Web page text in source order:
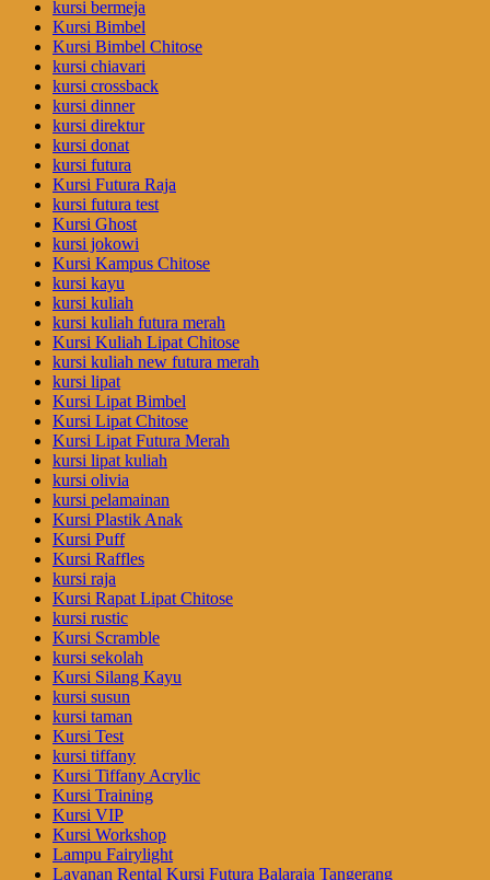
kursi bermeja
Kursi Bimbel
Kursi Bimbel Chitose
kursi chiavari
kursi crossback
kursi dinner
kursi direktur
kursi donat
kursi futura
Kursi Futura Raja
kursi futura test
Kursi Ghost
kursi jokowi
Kursi Kampus Chitose
kursi kayu
kursi kuliah
kursi kuliah futura merah
Kursi Kuliah Lipat Chitose
kursi kuliah new futura merah
kursi lipat
Kursi Lipat Bimbel
Kursi Lipat Chitose
Kursi Lipat Futura Merah
kursi lipat kuliah
kursi olivia
kursi pelamainan
Kursi Plastik Anak
Kursi Puff
Kursi Raffles
kursi raja
Kursi Rapat Lipat Chitose
kursi rustic
Kursi Scramble
kursi sekolah
Kursi Silang Kayu
kursi susun
kursi taman
Kursi Test
kursi tiffany
Kursi Tiffany Acrylic
Kursi Training
Kursi VIP
Kursi Workshop
Lampu Fairylight
Layanan Rental Kursi Futura Balaraja Tangerang